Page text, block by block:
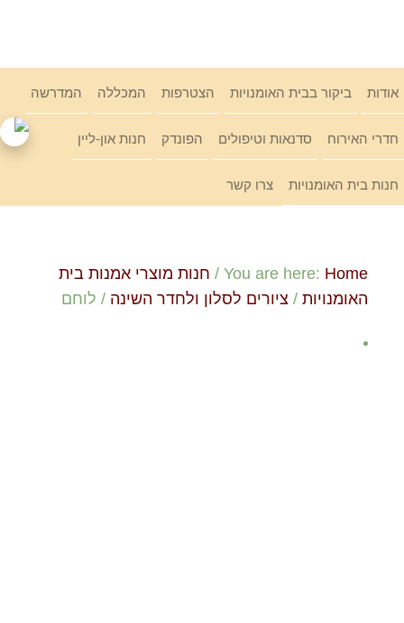
אודות ביקור בבית האומנויות הצטרפות המכללה המדרשה
חדרי האירוח סדנאות וטיפולים הפונדק חנות און-ליין
חנות בית האומנויות צרו קשר
You are here: Home
/ חנות מוצרי אמנות בית
האומנויות / ציורים לסלון ולחדר השינה / לוחם